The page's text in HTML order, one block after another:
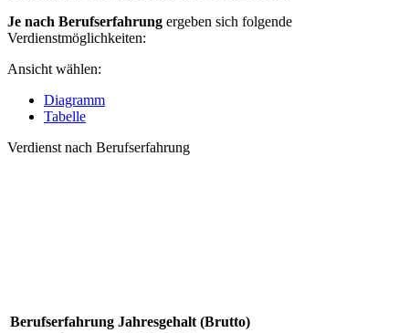
Je nach Berufserfahrung ergeben sich folgende
Verdienstmöglichkeiten:
Ansicht wählen:
Diagramm
Tabelle
Verdienst nach Berufserfahrung
Berufserfahrung Jahresgehalt (Brutto)